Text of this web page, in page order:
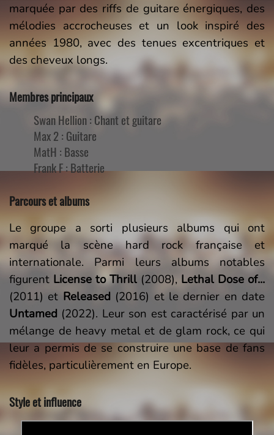
marquée par des riffs de guitare énergiques, des
mélodies accrocheuses et un look inspiré des
années 1980, avec des tenues excentriques et
des cheveux longs.
Membres principaux
Swan Hellion : Chant et guitare
Max 2 : Guitare
MatH : Basse
Frank F : Batterie
Parcours et albums
Le groupe a sorti plusieurs albums qui ont
marqué la scène hard rock française et
internationale. Parmi leurs albums notables
figurent License to Thrill (2008), Lethal Dose of...
(2011) et Released(2016) et le dernier en date
Untamed (2022). Leur son est caractérisé par un
mélange de heavy metal et de glam rock, ce qui
leur a permis de se construire une base de fans
fidèles, particulièrement en Europe.
Style et influence